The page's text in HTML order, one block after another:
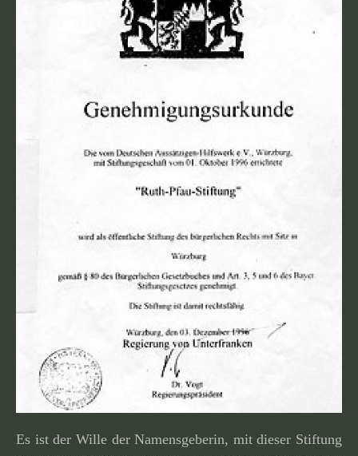
Es ist der Wille der Namensgeberin, mit dieser Stiftung